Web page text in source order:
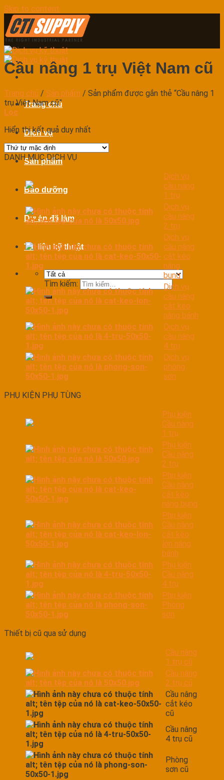
Skip to content
Trang chủ
Dịch vụ
Sản phẩm
Bảo dưỡng
Dự án đã làm
Tài liệu kỹ thuật
Tìm kiếm:
Cầu nâng 1 trụ Việt Nam cũ
Trang chủ / Sản phẩm / Sản phẩm được gắn thẻ “Cầu nâng 1
trụ Việt Nam cũ”
Lọc
Hiển thị kết quả duy nhất
DANH MỤC DỊCH VỤ
Dịch vụ
cầu nâng
1 trụ
Dịch vụ
cầu nâng
2 trụ
Dịch vụ
cầu nâng
cắt kéo
nâng
bụng
Dịch vụ
cầu nâng
cắt kéo
nâng bánh
Dịch vụ
cầu nâng
4 trụ
Dịch vụ
phòng
sơn
PHỤ KIỆN PHỤ TÙNG
Phụ kiện
Cầu nâng
1 trụ
Phụ kiện
Cầu nâng
2 trụ
Phụ kiện
Cầu nâng
cắt kéo
nâng bụng
Phụ kiện
Cầu nâng
cắt kéo
lớn nâng
bánh
Phụ kiện
Cầu nâng
4 trụ
Phụ kiện
Phòng
sơn
Thiết bị cũ qua sử dụng
Cầu nâng
1 trụ cũ
Cầu nâng
2 trụ cũ
Cầu nâng
cắt kéo
cũ
Cầu nâng
4 trụ cũ
Phòng
sơn cũ